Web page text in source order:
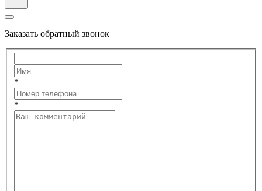
Заказать обратный звонок
*
*